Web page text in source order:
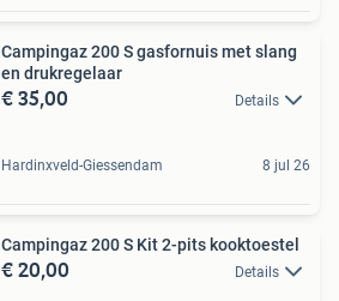
Campingaz 200 S gasfornuis met slang
en drukregelaar
€ 35,00 Details
Hardinxveld-Giessendam 8 jul 26
Campingaz 200 S Kit 2-pits kooktoestel
€ 20,00 Details